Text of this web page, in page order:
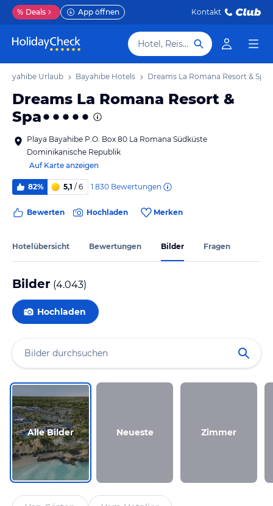
% Deals App öffnen Kontakt
Hotel, Reiseziel
Bayahibe Urlaub Bayahibe Hotels Dreams La Romana Resort & Spa
Dreams La Romana Resort &
Spa
Playa Bayahibe P.O. Box 80 La Romana Südküste
Dominikanische Republik
Auf Karte anzeigen
82% 5,1 / 6 1.830 Bewertungen
Bewerten Hochladen Merken
Hotelübersicht Bewertungen Bilder Fragen
Bilder (4.043)
Hochladen
Alle Bilder Neueste Zimmer